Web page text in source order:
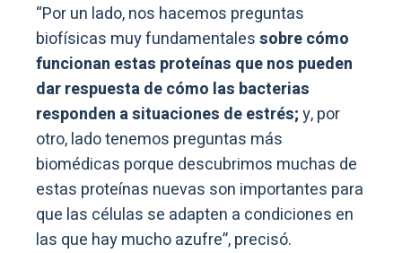
“Por un lado, nos hacemos preguntas
biofísicas muy fundamentalessobre cómo
funcionan estas proteínas que nos pueden
dar respuesta de cómo las bacterias
responden a situaciones de estrés;y, por
otro, lado tenemos preguntas más
biomédicas porque descubrimos muchas de
estas proteínas nuevas son importantes para
que las células se adapten a condiciones en
las que hay mucho azufre”, precisó.